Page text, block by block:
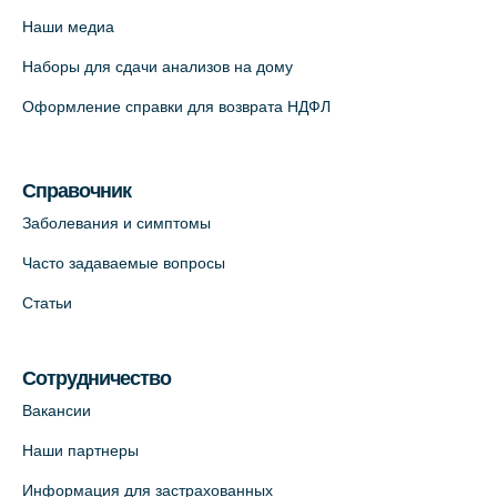
+7 (812) 664-55-80
На карте
+7 (812) 660-73-69
На карте
На карте
Лабораторный терминал на
Наши медиа
Наборы для сдачи анализов на дому
Оформление справки для возврата НДФЛ
Справочник
Заболевания и симптомы
Часто задаваемые вопросы
Статьи
Сотрудничество
Вакансии
Наши партнеры
Информация для застрахованных